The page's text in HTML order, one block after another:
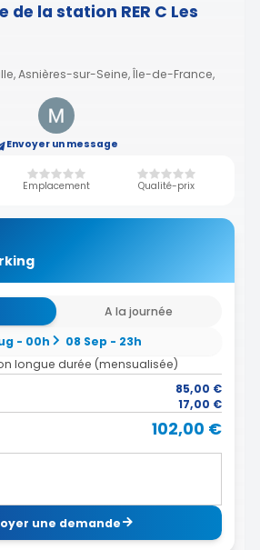
de la station RER C Les
Asnières-sur-Seine, Île-de-France,
Envoyer un message
Emplacement Qualité-prix
A la journée
- 00h
08 Sep - 23h
longue durée (mensualisée)
85,00 €
17,00 €
102,00 €
une demande